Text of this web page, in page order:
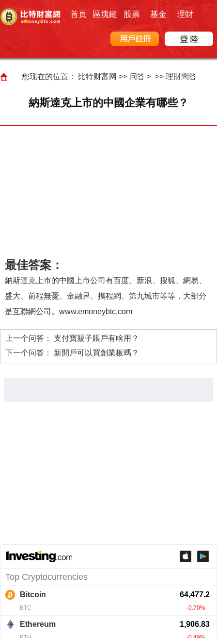
首頁 區塊鏈 股票 基金 理財
您现在的位置： 比特财富网 >> 问答> >> 理財問答
納斯達克上市的中國企業有哪些？
最佳答案：
納斯達克上市的中國上市公司有百度、新浪、搜狐、網易、
盛大、前程無憂、金融界、攜程網、第九城市等等，大部分
是互聯網公司。www.emoneybtc.com
上一个问答： 支付寶親子賬戶有啥用？
下一个问答： 新開戶可以買創業板嗎？